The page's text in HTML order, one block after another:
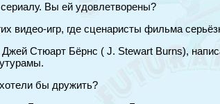
Вы ей удовлетворены?
игр, где сценаристы фильма
Стюарт Бёрнс ( J. Stewart Burns),
бы дружить?